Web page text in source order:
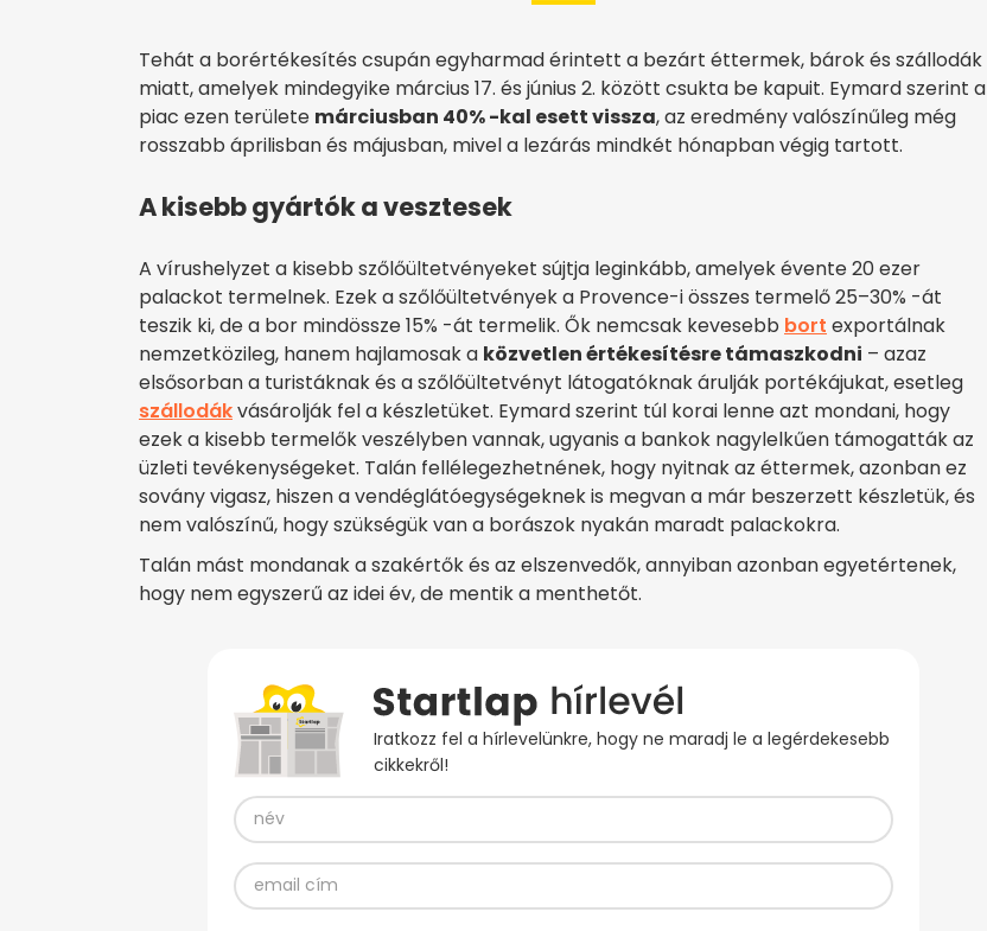
Tehát a borértékesítés csupán egyharmad érintett a bezárt éttermek, bárok és szállodák
miatt, amelyek mindegyike március 17. és június 2. között csukta be kapuit. Eymard szerint a
piac ezen területe márciusban 40% -kal esett vissza, az eredmény valószínűleg még
rosszabb áprilisban és májusban, mivel a lezárás mindkét hónapban végig tartott.
A kisebb gyártók a vesztesek
A vírushelyzet a kisebb szőlőültetvényeket sújtja leginkább, amelyek évente 20 ezer
palackot termelnek. Ezek a szőlőültetvények a Provence-i összes termelő 25–30% -át
teszik ki, de a bor mindössze 15% -át termelik. Ők nemcsak kevesebb bort exportálnak
nemzetközileg, hanem hajlamosak a közvetlen értékesítésre támaszkodni – azaz
elsősorban a turistáknak és a szőlőültetvényt látogatóknak árulják portékájukat, esetleg
szállodákvásárolják fel a készletüket. Eymard szerint túl korai lenne azt mondani, hogy
ezek a kisebb termelők veszélyben vannak, ugyanis a bankok nagylelkűen támogatták az
üzleti tevékenységeket. Talán fellélegezhetnének, hogy nyitnak az éttermek, azonban ez
sovány vigasz, hiszen a vendéglátóegységeknek is megvan a már beszerzett készletük, és
nem valószínű, hogy szükségük van a borászok nyakán maradt palackokra.
Talán mást mondanak a szakértők és az elszenvedők, annyiban azonban egyetértenek,
hogy nem egyszerű az idei év, de mentik a menthetőt.
Iratkozz fel a hírlevelünkre, hogy ne maradj le a legérdekesebb
cikkekről!